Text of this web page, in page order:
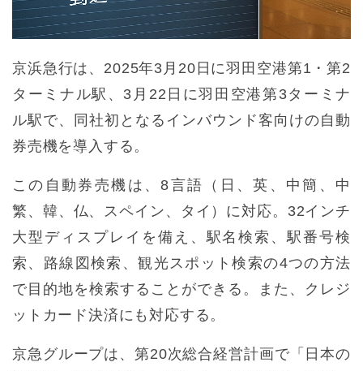
京浜急行は、2025年3月20日に羽田空港第1・第2
ターミナル駅、3月22日に羽田空港第3ターミナ
ル駅で、同社初となるインバウンド客向けの自動
券売機を導入する。
この自動券売機は、8言語（日、英、中簡、中
繁、韓、仏、スペイン、タイ）に対応。32インチ
大型ディスプレイを備え、駅名検索、駅番号検
索、路線図検索、観光スポット検索の4つの方法
で目的地を検索することができる。また、クレジ
ットカード決済にも対応する。
京急グループは、第20次総合経営計画で「日本の